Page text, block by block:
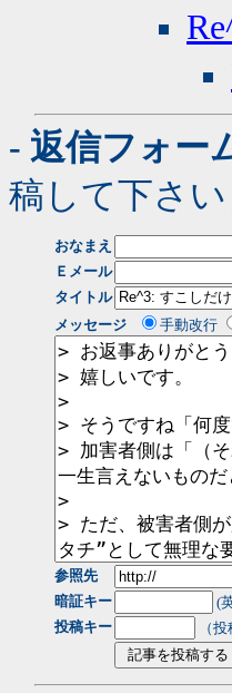
- 返信フォー
稿して下さい
おなまえ
Ｅメール
タイトル
メッセージ
手動改行
参照先
暗証キー
(
投稿キー
（